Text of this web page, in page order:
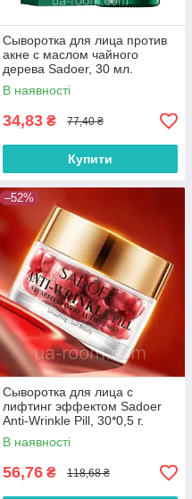
Сыворотка для лица против
акне с маслом чайного
дерева Sadoer, 30 мл.
В наявності
34,83 ₴ 77,40 ₴
Купити
–52%
Сыворотка для лица с
лифтинг эффектом Sadoer
Anti-Wrinkle Pill, 30*0,5 г.
В наявності
56,76 ₴ 118,68 ₴